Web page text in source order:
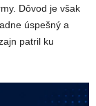
Dôvod je však
úspešný a
patril ku